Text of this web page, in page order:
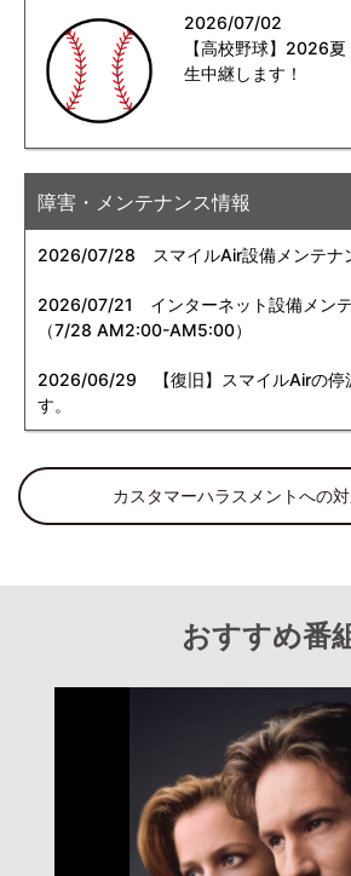
2026/07/02
【高校野球】2026
生中継します！
障害・メンテナンス情報
2026/07/28 スマイルAir設備メンテナ
2026/07/21
インターネット設備メン
（7/28 AM2:00-AM5:00）
2026/06/29 【復旧】スマイルAirの停
す。
カスタマーハラスメントへの
おすすめ番